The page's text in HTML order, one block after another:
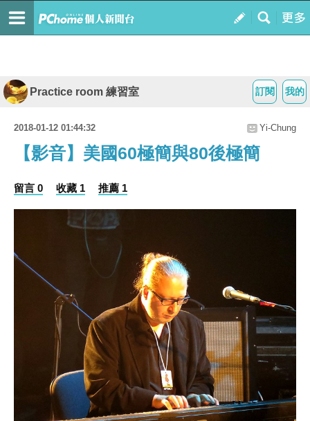
我的
訂閱
Practice room 練習室
2018-01-12 01:44:32 Yi-Chung
【影音】美國60極簡與80後極簡
留言 0 收藏 1 推薦 1